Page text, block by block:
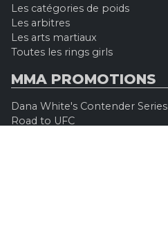
Les catégories de poids
Les arbitres
Les arts martiaux
Toutes les rings girls
MMA PROMOTIONS
Dana White's Contender Series
Road to UFC